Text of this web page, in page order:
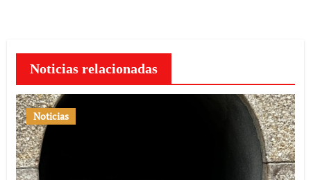
Noticias relacionadas
Noticias